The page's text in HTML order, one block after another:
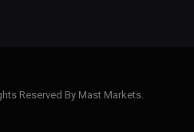
Reserved By Mast Markets.